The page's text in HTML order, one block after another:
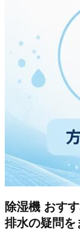
除湿機 おす
排水の疑問を